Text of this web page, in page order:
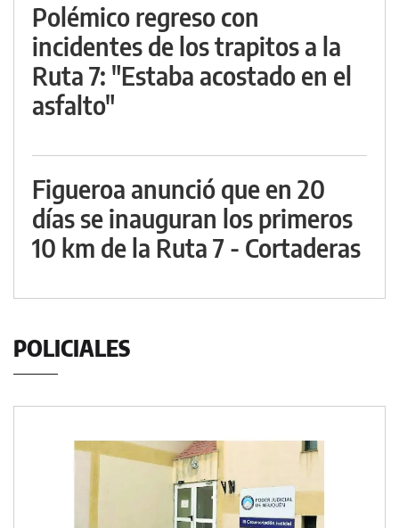
Polémico regreso con
incidentes de los trapitos a la
Ruta 7: "Estaba acostado en el
asfalto"
Figueroa anunció que en 20
días se inauguran los primeros
10 km de la Ruta 7 - Cortaderas
POLICIALES